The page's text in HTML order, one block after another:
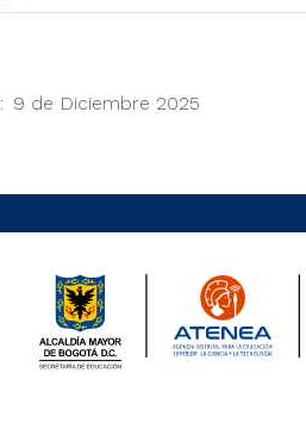
a
e
9 de Diciembre 2025